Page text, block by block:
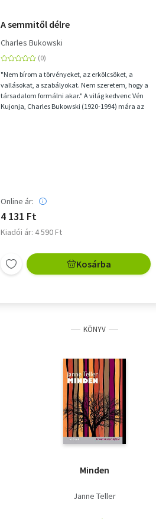
A semmitől délre
Charles Bukowski
"Nem bírom a törvényeket, az erkölcsöket, a
vallásokat, a szabályokat. Nem szeretem, hogy a
társadalom formálni akar." A világ kedvenc Vén
Kujonja, Charles Bukowski (1920-1994) mára az
Online ár:
4 131 Ft
Kiadói ár: 4 590 Ft
Kosárba
KÖNYV
Minden
Janne Teller